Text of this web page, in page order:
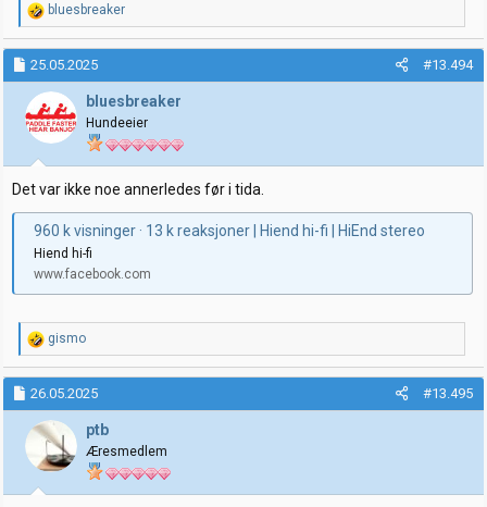
R
e
a
k
s
j
o
n
e
r
:
bluesbreaker
25.05.2025 #13.494
bluesbreaker
Hundeeier
Det var ikke noe annerledes før i tida.
960 k visninger · 13 k reaksjoner | Hiend hi-fi | HiEnd stereo
Hiend hi-fi
www.facebook.com
R
e
a
k
j
o
n
e
r
gismo
26.05.2025 #13.495
ptb
Æresmedlem